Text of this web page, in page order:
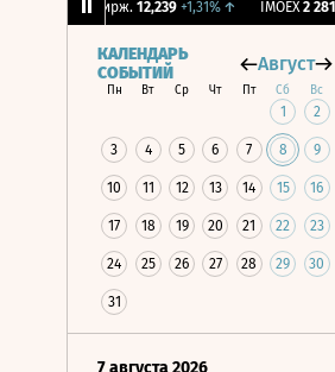
CNY Бирж. 12,239 +1,31%↑ IMOEX 2 281,31
КАЛЕНДАРЬ
СОБЫТИЙ
Август
Пн Вт Ср Чт Пт Сб Вс
1 2
3 4 5 6 7 8 9
10 11 12 13 14 15 16
17 18 19 20 21 22 23
24 25 26 27 28 29 30
31
7 августа 2026